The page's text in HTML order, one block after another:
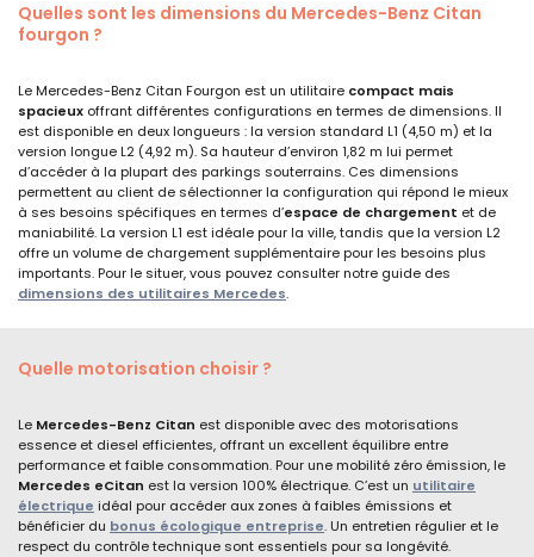
Quelles sont les dimensions du Mercedes-Benz Citan
fourgon ?
Le Mercedes-Benz Citan Fourgon est un utilitaire compact mais
spacieux offrant différentes configurations en termes de dimensions. Il
est disponible en deux longueurs : la version standard L1 (4,50 m) et la
version longue L2 (4,92 m). Sa hauteur d’environ 1,82 m lui permet
d’accéder à la plupart des parkings souterrains. Ces dimensions
permettent au client de sélectionner la configuration qui répond le mieux
à ses besoins spécifiques en termes d’espace de chargement et de
maniabilité. La version L1 est idéale pour la ville, tandis que la version L2
offre un volume de chargement supplémentaire pour les besoins plus
importants. Pour le situer, vous pouvez consulter notre guide des
dimensions des utilitaires Mercedes.
Quelle motorisation choisir ?
Le Mercedes-Benz Citan est disponible avec des motorisations
essence et diesel efficientes, offrant un excellent équilibre entre
performance et faible consommation. Pour une mobilité zéro émission, le
Mercedes eCitan est la version 100% électrique. C’est un utilitaire
électrique idéal pour accéder aux zones à faibles émissions et
bénéficier du bonus écologique entreprise. Un entretien régulier et le
respect du contrôle technique sont essentiels pour sa longévité.